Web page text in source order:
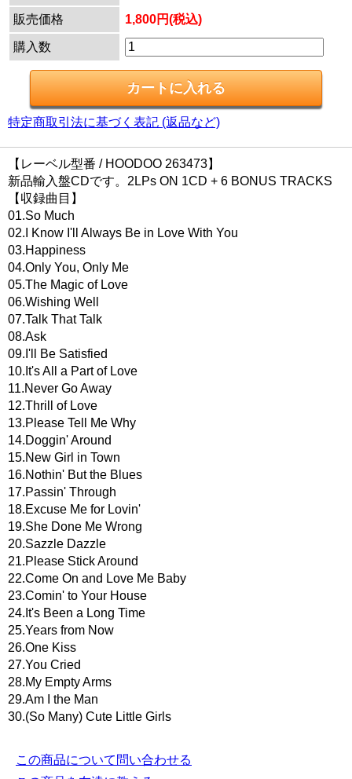
販売価格
1,800円(税込)
購入数
特定商取引法に基づく表記 (返品など)
【レーベル型番 / HOODOO 263473】
新品輸入盤CDです。2LPs ON 1CD + 6 BONUS TRACKS
【収録曲目】
01.So Much
02.I Know I'll Always Be in Love With You
03.Happiness
04.Only You, Only Me
05.The Magic of Love
06.Wishing Well
07.Talk That Talk
08.Ask
09.I'll Be Satisfied
10.It's All a Part of Love
11.Never Go Away
12.Thrill of Love
13.Please Tell Me Why
14.Doggin' Around
15.New Girl in Town
16.Nothin' But the Blues
17.Passin' Through
18.Excuse Me for Lovin'
19.She Done Me Wrong
20.Sazzle Dazzle
21.Please Stick Around
22.Come On and Love Me Baby
23.Comin' to Your House
24.It's Been a Long Time
25.Years from Now
26.One Kiss
27.You Cried
28.My Empty Arms
29.Am I the Man
30.(So Many) Cute Little Girls
この商品について問い合わせる